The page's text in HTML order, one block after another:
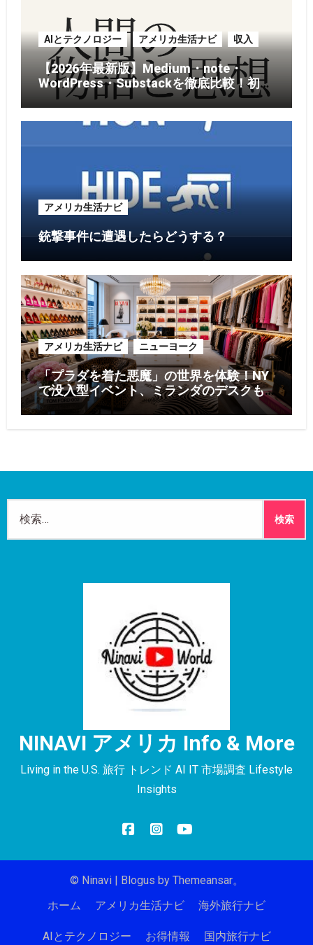
AIとテクノロジー アメリカ生活ナビ 収入
【2026年最新版】Medium・note・
WordPress・Substackを徹底比較！初心
者がブログを始めるならどれがおすす
め？
アメリカ生活ナビ
銃撃事件に遭遇したらどうする？
アメリカ生活ナビ ニューヨーク
「プラダを着た悪魔」の世界を体験！NY
で没入型イベント、ミランダのデスクも
再現
NINAVI アメリカ Info & More
Living in the U.S. 旅行 トレンド AI IT 市場調査 Lifestyle
Insights
© Ninavi | Blogus by Themeansar。
ホーム
アメリカ生活ナビ 海外旅行ナビ
AIとテクノロジー お得情報 国内旅行ナビ